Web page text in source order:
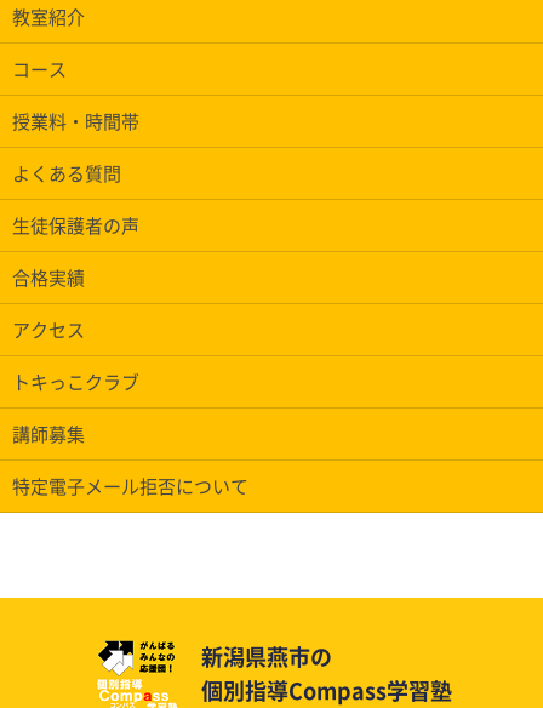
教室紹介
コース
授業料・時間帯
よくある質問
生徒保護者の声
合格実績
アクセス
トキっこクラブ
講師募集
特定電子メール拒否について
新潟県燕市の
個別指導Compass学習塾